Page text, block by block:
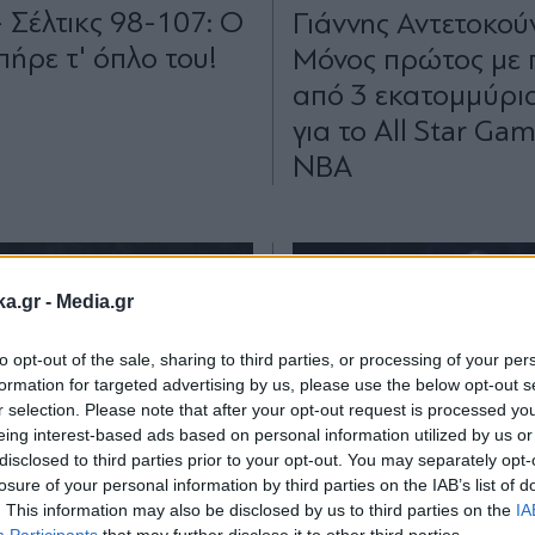
- Media.gr
opt-out of the sale, sharing to third parties, or processing of your
for targeted advertising by us, please use the below opt-out
selection. Please note that after your opt-out request is processed
interest-based ads based on personal information utilized by us
to third parties prior to your opt-out. You may separately
of your personal information by third parties on the IAB’s list of
This information may also be disclosed by us to third parties on the
Σέλτικς 98-107: Ο
τ' όπλο του!
Γιάννης
Μόνος πρώτος με
από 3
για το All Star
NBA
ΝΕΑ 16.08.2024 19:05
ΑΘΛΗΤΙΚΑ ΝΕΑ
ΧΑΡΑΛΑΜΠΟΣ ΜΑΝΙΑΤΗΣ